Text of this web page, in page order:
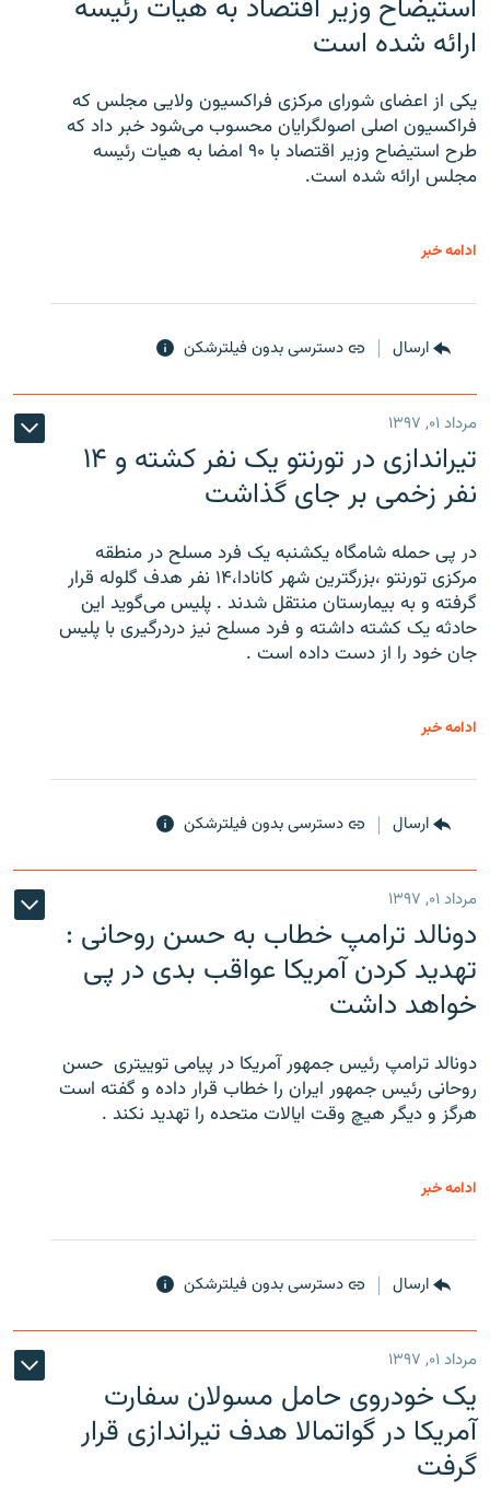
استیضاح وزیر اقتصاد به هیات رئیسه
ارائه شده است
یکی از اعضای شورای مرکزی فراکسیون ولایی مجلس که
فراکسیون اصلی اصولگرایان محسوب می‌شود خبر داد که
طرح استیضاح وزیر اقتصاد با ۹۰ امضا به هیات رئیسه
مجلس ارائه شده است.
ادامه خبر
ارسال دسترسی بدون فیلترشکن
مرداد ۰۱, ۱۳۹۷
تیراندازی در تورنتو یک نفر کشته و ۱۴
نفر زخمی بر جای گذاشت
در پی حمله شامگاه یکشنبه یک فرد مسلح در منطقه
مرکزی تورنتو ،‌بزرگترین شهر کانادا،۱۴ نفر هدف گلوله قرار
گرفته و به بیمارستان منتقل شدند . پلیس می‌گوید این
حادثه یک کشته داشته و فرد مسلح نیز دردرگیری با پلیس
جان خود را از دست داده است .
ادامه خبر
ارسال دسترسی بدون فیلترشکن
مرداد ۰۱, ۱۳۹۷
دونالد ترامپ خطاب به حسن روحانی :
تهدید کردن آمریکا عواقب بدی در پی
خواهد داشت
دونالد ترامپ رئیس جمهور آمریکا در پیامی توییتری ‌ حسن
روحانی رئیس جمهور ایران را خطاب قرار داده و گفته است
هرگز و دیگر هیچ وقت ایالات متحده را تهدید نکند .
ادامه خبر
ارسال دسترسی بدون فیلترشکن
مرداد ۰۱, ۱۳۹۷
یک خودروی حامل مسولان سفارت
آمریکا در گواتمالا هدف تیراندازی قرار
گرفت